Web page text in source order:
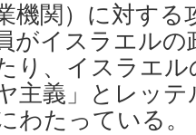
機関）に対す
がイスラエル
り、イスラエ
主義」とレッ
わたっている。